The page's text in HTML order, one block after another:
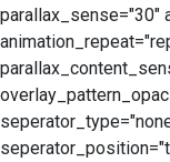
parallax_sense="30"